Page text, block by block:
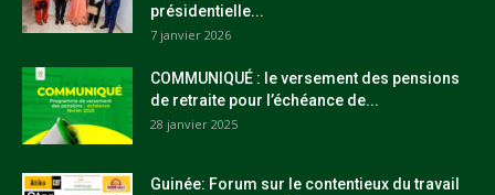
présidentielle...
7 janvier 2026
COMMUNIQUÉ : le versement des pensions
de retraite pour l’échéance de...
28 janvier 2025
Guinée: Forum sur le contentieux du travail